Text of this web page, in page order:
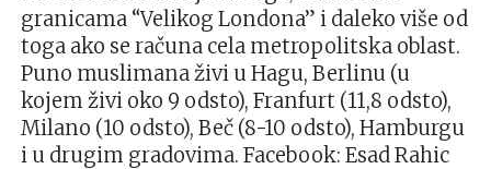
granicama “Velikog Londona” i daleko više od
toga ako se računa cela metropolitska oblast.
Puno muslimana živi u Hagu, Berlinu (u
kojem živi oko 9 odsto), Franfurt (11,8 odsto),
Milano (10 odsto), Beč (8-10 odsto), Hamburgu
i u drugim gradovima. Facebook: Esad Rahic